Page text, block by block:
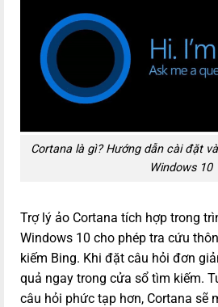
Cortana là gì? Hướng dẫn cài đặt
Windows 10
Trợ lý ảo Cortana tích hợp trong
Windows 10 cho phép tra cứu
kiếm Bing. Khi đặt câu hỏi đơn
quả ngay trong cửa sổ tìm kiếm.
câu hỏi phức tạp hơn, Cortana sẽ